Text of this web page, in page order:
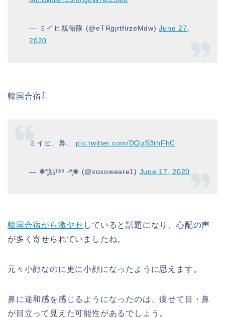
— ミイヒ親衛隊 (@eTRgjrtfirzeMdw)June 27,
2020
韓国合宿⇩
ミイヒ、鼻… pic.twitter.com/DQuS3thFhC
— ❃*̥鮎ᵗᵃᵐ ᵕ̈*̥❃ (@xoxoweare1) June 17, 2020
韓国合宿から激ヤセ していると話題になり、心配の声
が多く寄せられていましたね。
元々小顔なのに更に小顔になったように思えます。
鼻に違和感を感じるようになったのは、痩せて目・鼻
が目立って見えた可能性があるでしょう。